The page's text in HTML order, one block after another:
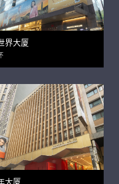
界大厦
大厦